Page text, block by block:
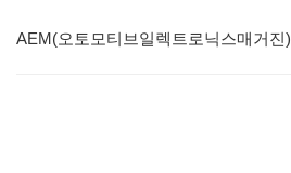
AEM(오토모티브일렉트로닉스매거진)